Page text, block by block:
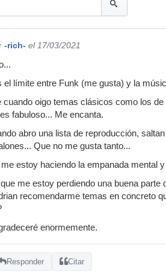
-rich- el 17/03/2021
el límite entre Funk (me gusta) y la
cuando oigo temas clásicos como los
fabuloso... Me encanta.
abro una lista de reproducción,
Que no me gusta tanto...
estoy haciendo la empanada mental
me estoy perdiendo una buena
recomendarme temas en concreto
enormemente.
Responder Citar